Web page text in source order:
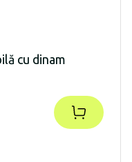
cu dinam